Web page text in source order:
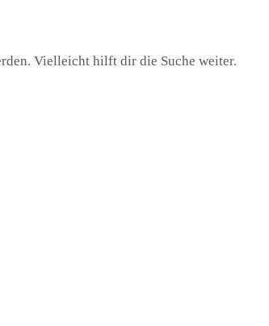
Vielleicht hilft dir die Suche weiter.